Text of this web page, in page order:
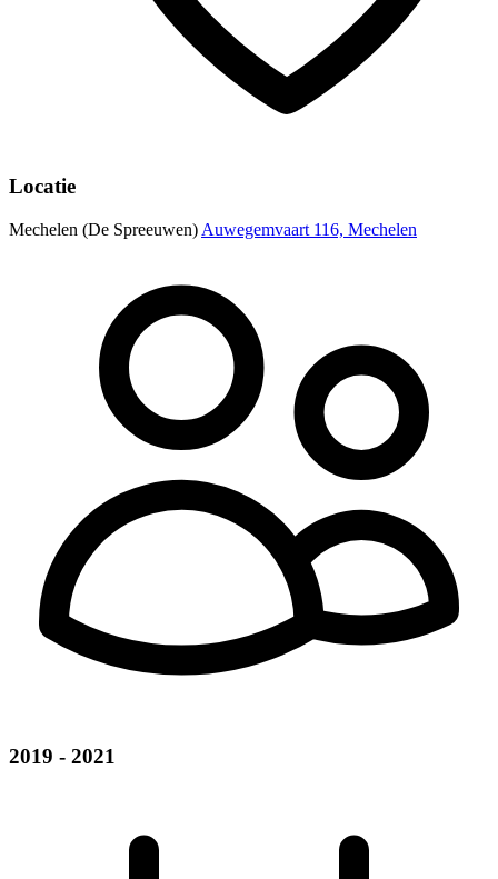
Locatie
Mechelen (De Spreeuwen) Auwegemvaart 116, Mechelen
2019 - 2021